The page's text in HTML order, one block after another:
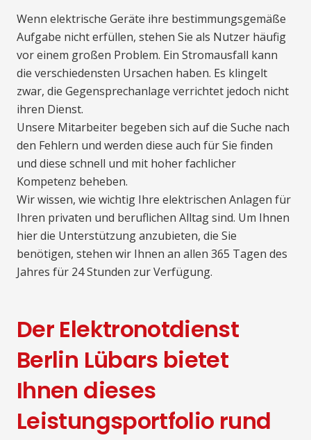
Wenn elektrische Geräte ihre bestimmungsgemäße
Aufgabe nicht erfüllen, stehen Sie als Nutzer häufig
vor einem großen Problem. Ein Stromausfall kann
die verschiedensten Ursachen haben. Es klingelt
zwar, die Gegensprechanlage verrichtet jedoch nicht
ihren Dienst.
Unsere Mitarbeiter begeben sich auf die Suche nach
den Fehlern und werden diese auch für Sie finden
und diese schnell und mit hoher fachlicher
Kompetenz beheben.
Wir wissen, wie wichtig Ihre elektrischen Anlagen für
Ihren privaten und beruflichen Alltag sind. Um Ihnen
hier die Unterstützung anzubieten, die Sie
benötigen, stehen wir Ihnen an allen 365 Tagen des
Jahres für 24 Stunden zur Verfügung.
Der Elektronotdienst
Berlin Lübars bietet
Ihnen dieses
Leistungsportfolio rund